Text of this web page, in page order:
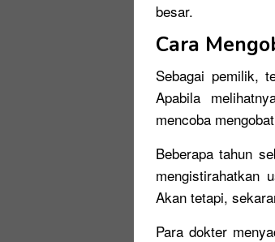
besar.
Cara
Sebagai pemilik,
Apabila
mencoba
Beberapa tahun
mengistirahatkan
Akan tetapi,
Para dokter